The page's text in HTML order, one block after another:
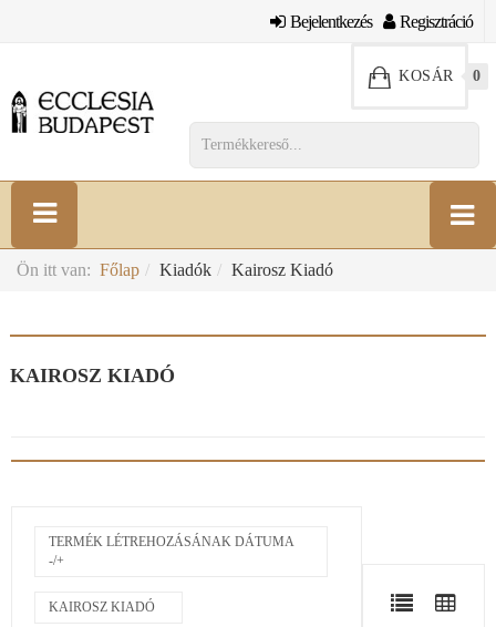
Bejelentkezés Regisztráció
KOSÁR 0
Ön itt van: Főlap Kiadók Kairosz Kiadó
KAIROSZ KIADÓ
TERMÉK LÉTREHOZÁSÁNAK DÁTUMA
-/+
KAIROSZ KIADÓ